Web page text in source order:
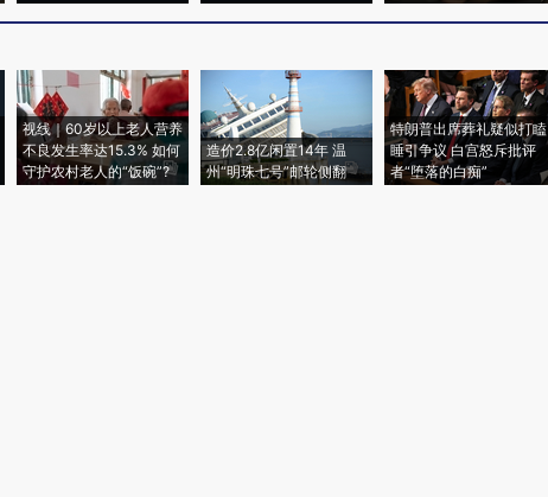
视线｜60岁以上老人营养
不良发生率达15.3% 如何
守护农村老人的“饭碗”?
造价2.8亿闲置14年 温
州“明珠七号”邮轮侧翻
特朗普出席葬礼疑似打瞌
睡引争议 白宫怒斥批评
者“堕落的白痴”